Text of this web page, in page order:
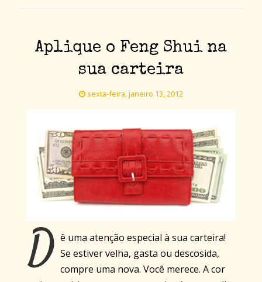
Aplique o Feng Shui na
sua carteira
sexta-feira, janeiro 13, 2012
D ê uma atenção especial à sua carteira!
Se estiver velha, gasta ou descosida,
compre uma nova. Você merece. A cor